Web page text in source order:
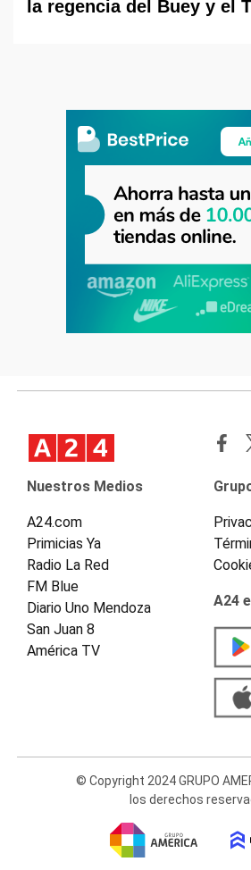
la regencia del Buey y el
Nuestros Medios
A24.com
Primicias Ya
Radio La Red
FM Blue
Diario Uno Mendoza
San Juan 8
América TV
A24
© Copyright 2024 GRUPO
los derechos